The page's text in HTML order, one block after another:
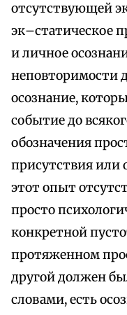
отсутствующей
эк–статическое
и личное
неповторимости
осознание,
событие до
обозначения
присутствия или
этот опыт
просто
конкретной
протяженном
другой должен
словами, есть